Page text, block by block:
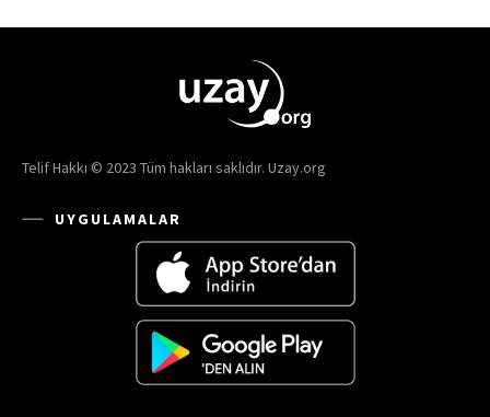
Telif Hakkı © 2023 Tüm hakları saklıdır. Uzay.org
UYGULAMALAR